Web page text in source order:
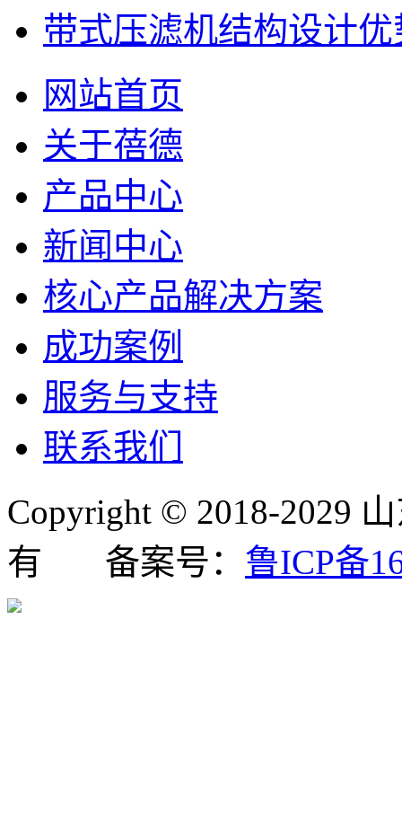
带式压滤机结构设计优
网站首页
关于蓓德
产品中心
新闻中心
核心产品解决方案
成功案例
服务与支持
联系我们
Copyright © 2018-2029
有 备案号： 鲁ICP备